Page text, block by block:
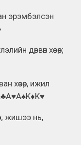
эрэмбэлсэн
дөрвөн хөзөр;
хөзөр, ижил
жишээ нь,